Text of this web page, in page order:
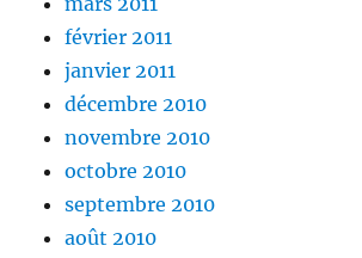
février 2011
janvier 2011
décembre 2010
novembre 2010
octobre 2010
septembre 2010
août 2010